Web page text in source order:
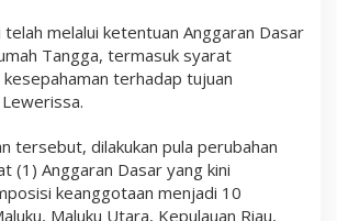
telah melalui ketentuan Anggaran Dasar
Tangga, termasuk syarat
kesepahaman terhadap tujuan
tersebut, dilakukan pula perubahan
(1) Anggaran Dasar yang kini
keanggotaan menjadi 10
Maluku Utara, Kepulauan Riau,